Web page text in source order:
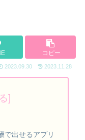
コピー
2023.09.30 2023.11.28
で出せるアプリ